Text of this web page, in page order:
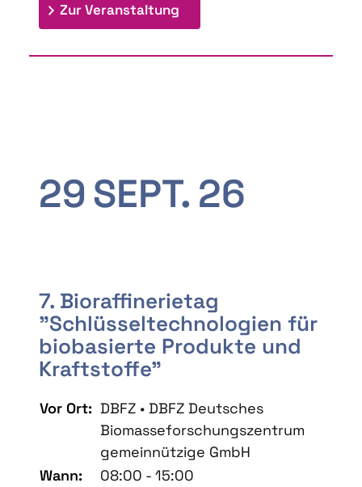
Zur Veranstaltung
29SEPT. 26
7. Bioraffinerietag
"Schlüsseltechnologien für
biobasierte Produkte und
Kraftstoffe"
Vor Ort: DBFZ • DBFZ Deutsches
Biomasseforschungszentrum
gemeinnützige GmbH
Wann:
08:00 - 15:00